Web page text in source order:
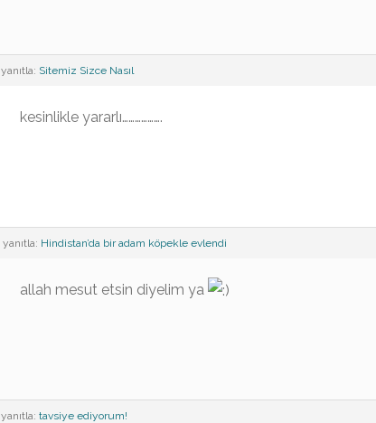
yanıtla: Sitemiz Sizce Nasıl
kesinlikle yararlı……………….
yanıtla: Hindistan’da bir adam köpekle evlendi
allah mesut etsin diyelim ya
yanıtla: tavsiye ediyorum!